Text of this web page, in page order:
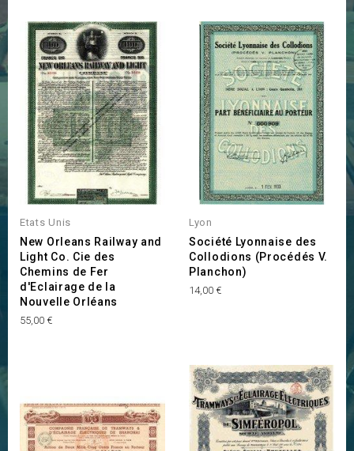
Etats Unis
New Orleans Railway and
Light Co. Cie des
Chemins de Fer
d'Eclairage de la
Nouvelle Orléans
Prix
55,00 €
Lyon
Société Lyonnaise des
Collodions (Procédés V.
Planchon)
Prix
14,00 €